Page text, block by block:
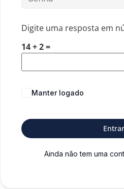
Digite uma resposta em
14 + 2 =
Manter logado
Entrar
Ainda não tem uma